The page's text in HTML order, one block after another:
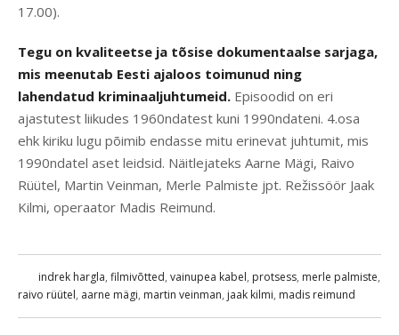
17.00).
Tegu on kvaliteetse ja tõsise dokumentaalse sarjaga,
mis meenutab Eesti ajaloos toimunud ning
lahendatud kriminaaljuhtumeid. Episoodid on eri
ajastutest liikudes 1960ndatest kuni 1990ndateni. 4.osa
ehk kiriku lugu põimib endasse mitu erinevat juhtumit, mis
1990ndatel aset leidsid. Näitlejateks Aarne Mägi, Raivo
Rüütel, Martin Veinman, Merle Palmiste jpt. Režissöör Jaak
Kilmi, operaator Madis Reimund.
indrek hargla, filmivõtted, vainupea kabel, protsess, merle palmiste,
raivo rüütel, aarne mägi, martin veinman, jaak kilmi, madis reimund